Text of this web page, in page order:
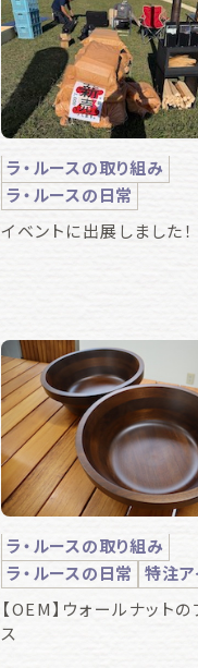
ラ・ルースの取り組み
ラ・ルースの日常
イベントに出展しました！
ラ・ルースの取り組み
ラ・ルースの日常
特注ア
【OEM】ウォールナットの
ス